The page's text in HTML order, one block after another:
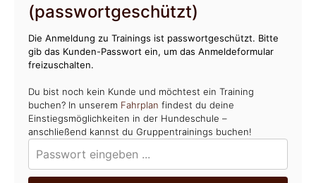
(passwortgeschützt)
Die Anmeldung zu Trainings ist passwortgeschützt. Bitte
gib das Kunden-Passwort ein, um das Anmeldeformular
freizuschalten.
Du bist noch kein Kunde und möchtest ein Training
buchen? In unserem Fahrplan findest du deine
Einstiegsmöglichkeiten in der Hundeschule –
anschließend kannst du Gruppentrainings buchen!